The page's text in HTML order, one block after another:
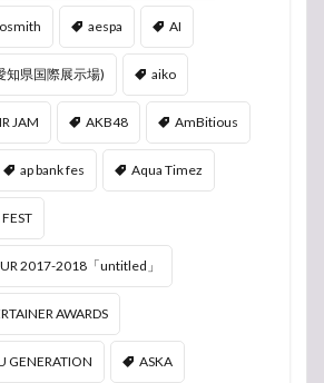
aespa AI
知県国際展示場) aiko
JAM AKB48 AmBitious
ap bank fes Aqua Timez
2017-2018「untitled」
AWARDS
GENERATION ASKA